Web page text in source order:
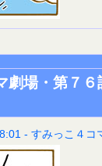
劇場・第７
- すみっこ４コ